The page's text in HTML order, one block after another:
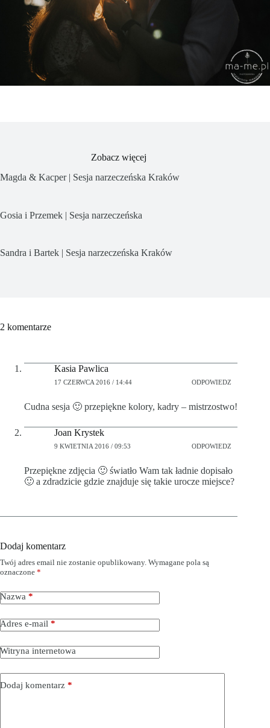
Zobacz więcej
Magda & Kacper | Sesja narzeczeńska Kraków
Gosia i Przemek | Sesja narzeczeńska
Sandra i Bartek | Sesja narzeczeńska Kraków
2 komentarze
Kasia Pawlica
17 CZERWCA 2016 / 14:44 ODPOWIEDZ
Cudna sesja 🙂 przepiękne kolory, kadry – mistrzostwo!
Joan Krystek
9 KWIETNIA 2016 / 09:53 ODPOWIEDZ
Przepiękne zdjęcia 🙂 światło Wam tak ładnie dopisało
🙂 a zdradzicie gdzie znajduje się takie urocze miejsce?
Dodaj komentarz
Twój adres email nie zostanie opublikowany. Wymagane pola są
oznaczone *
Nazwa *
Adres e-mail *
Witryna internetowa
Dodaj komentarz *